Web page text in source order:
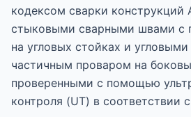
кодексом сварки конструкций
стыковыми сварными швами с
на угловых стойках и
частичным проваром на
проверенными с помощью
контроля (UT) в соответствии